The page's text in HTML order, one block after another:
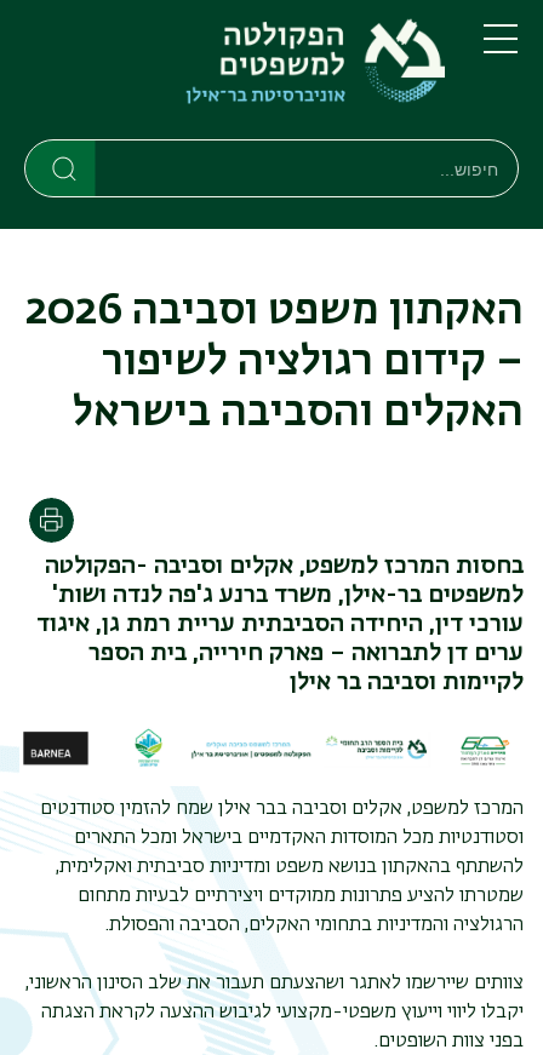
דילוג
לתוכן
העיקרי
דילוג
לתפריט
ניווט
ראשי
תפריט
חיפוש
חיפוש
האקתון משפט וסביבה 2026
– קידום רגולציה לשיפור
האקלים והסביבה בישראל
בחסות המרכז למשפט, אקלים וסביבה -הפקולטה
למשפטים בר-אילן, משרד ברנע ג'פה לנדה ושות'
עורכי דין, היחידה הסביבתית עריית רמת גן, איגוד
ערים דן לתברואה – פארק חירייה, בית הספר
לקיימות וסביבה בר אילן
המרכז למשפט, אקלים וסביבה בבר אילן שמח להזמין סטודנטים
וסטודנטיות מכל המוסדות האקדמיים בישראל ומכל התארים
להשתתף בהאקתון בנושא משפט ומדיניות סביבתית ואקלימית,
שמטרתו להציע פתרונות ממוקדים ויצירתיים לבעיות מתחום
הרגולציה והמדיניות בתחומי האקלים, הסביבה והפסולת.
צוותים שיירשמו לאתגר ושהצעתם תעבור את שלב הסינון הראשוני,
יקבלו ליווי וייעוץ משפטי-מקצועי לגיבוש ההצעה לקראת הצגתה
בפני צוות השופטים.